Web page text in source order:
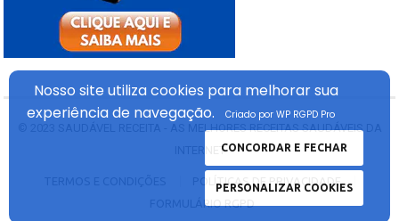
SAUDÁVEL RECEITA - AS MELHORES RECEITAS SAUDÁVEIS DA
INTERNET
FORMULÁRIO RGPD
Nosso site utiliza cookies para melhorar sua
experiênciade navegação.
CONCORDAR E FECHAR
PERSONALIZAR COOKIES
Criado por WP RGPD Pro